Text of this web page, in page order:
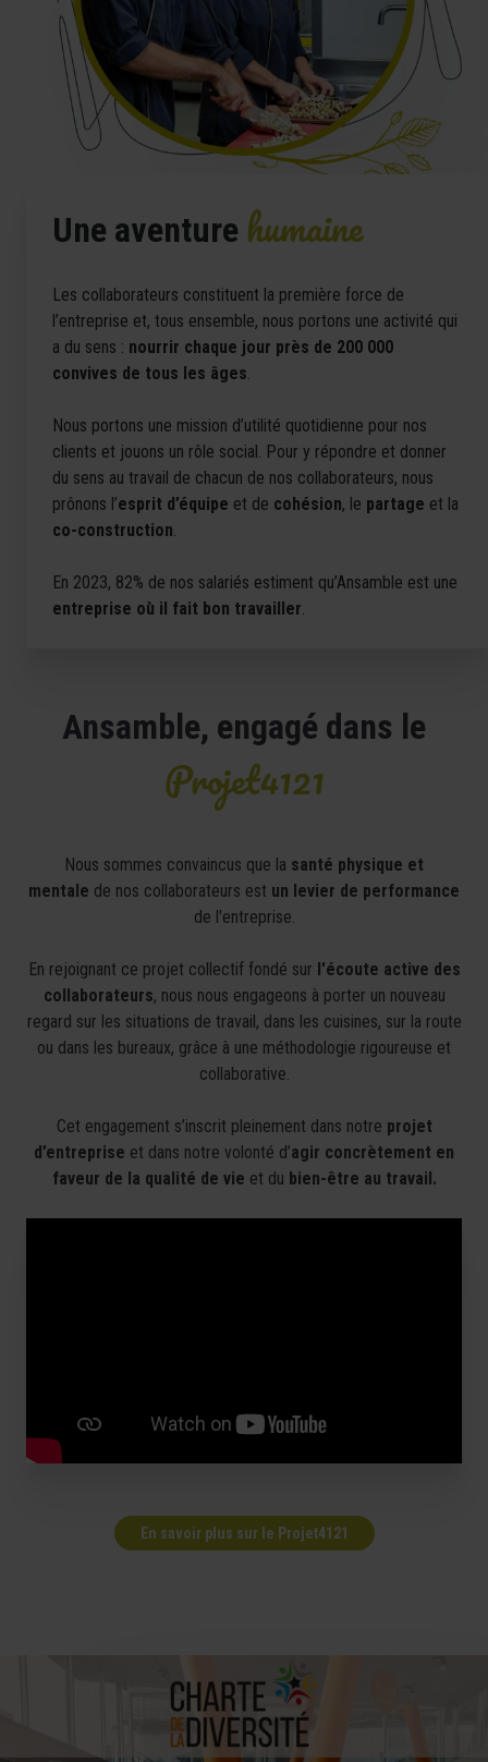
Une aventure humaine
Les collaborateurs constituent la première force de
l’entreprise et, tous ensemble, nous portons une activité qui
a du sens : nourrir chaque jour près de 200 000
convives de tous les âges.
Nous portons une mission d’utilité quotidienne pour nos
clients et jouons un rôle social. Pour y répondre et donner
du sens au travail de chacun de nos collaborateurs, nous
prônons l’esprit d’équipe et de cohésion, le partage et la
co-construction.
En 2023, 82% de nos salariés estiment qu’Ansamble est une
entreprise où il fait bon travailler.
Ansamble, engagé dans le
Projet4121
Nous sommes convaincus que la santé physique et
mentale de nos collaborateurs est un levier de performance
de l'entreprise.
En rejoignant ce projet collectif fondé sur l'écoute active des
collaborateurs, nous nous engageons à porter un nouveau
regard sur les situations de travail, dans les cuisines, sur la route
ou dans les bureaux, grâce à une méthodologie rigoureuse et
collaborative.
Cet engagement s’inscrit pleinement dans notre projet
d’entreprise et dans notre volonté d’agir concrètement en
faveur de la qualité de vie et du bien-être au travail.
En savoir plus sur le Projet4121